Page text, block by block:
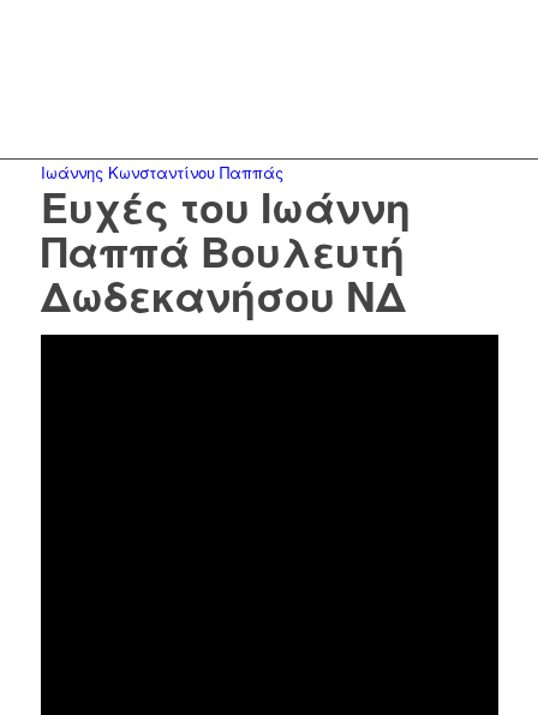
Ιωάννης Κωνσταντίνου Παππάς
Ευχές του Ιωάννη
Παππά Βουλευτή
Δωδεκανήσου ΝΔ